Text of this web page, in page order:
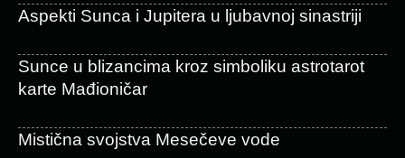
Aspekti Sunca i Jupitera u ljubavnoj sinastriji
Sunce u blizancima kroz simboliku astrotarot
karte Mađioničar
Mistična svojstva Mesečeve vode